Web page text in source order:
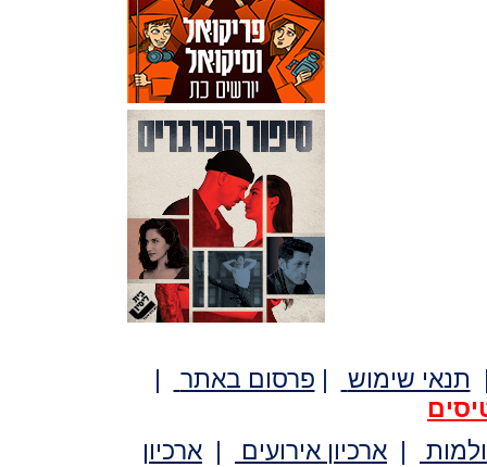
תנאי שימוש | פרסום באתר
|
| ארכיון אירועים | ארכיון